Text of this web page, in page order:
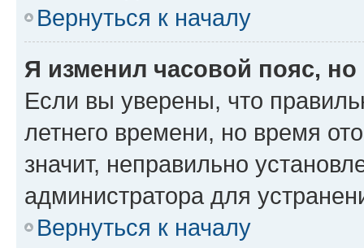
Вернуться к началу
Я изменил часовой пояс,
Если вы уверены, что
летнего времени, но время
значит, неправильно
администратора для
Вернуться к началу